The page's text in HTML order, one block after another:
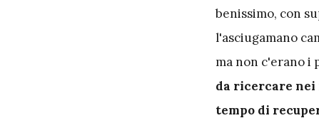
benissimo, con
l'asciugamano
ma non c'erano i
da ricercare nei
tempo di